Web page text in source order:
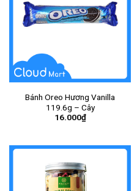
Bánh Oreo Hương Vanilla
119.6g – Cây
16.000₫